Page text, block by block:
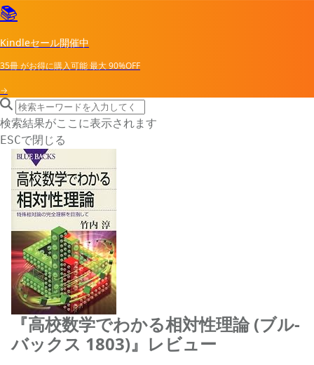
📚
Kindleセール開催中
35冊がお得に購入可能最大90%OFF
→
search icon
サイト内検索
検索結果がここに表示されます
ESCで閉じる
『高校数学でわかる相対性理論 (ブル-
バックス 1803)』レビュー